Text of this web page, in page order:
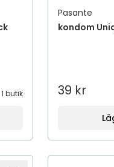
1 butik
Pasante
kondom
39 kr